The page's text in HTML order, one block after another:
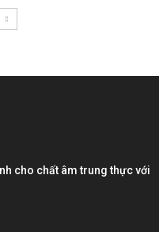
cho chất âm trung thực với